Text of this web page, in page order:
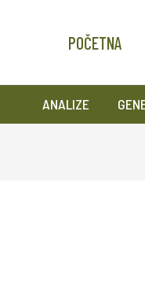
POČETNA
ANALIZE